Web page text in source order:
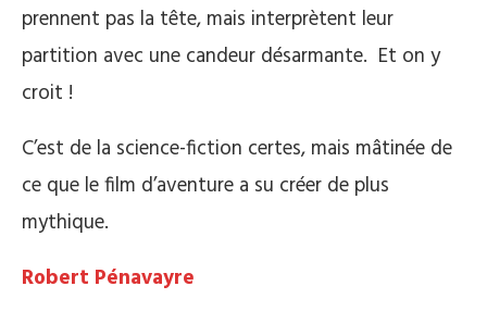
prennent pas la tête, mais interprètent leur
partition avec une candeur désarmante. Et on y
croit !
C’est de la science-fiction certes, mais mâtinée de
ce que le film d’aventure a su créer de plus
mythique.
Robert Pénavayre